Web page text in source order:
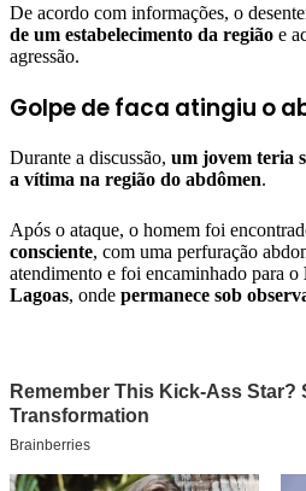
De acordo com informações, o
de um estabelecimento da região e
agressão.
Golpe de faca atingiu o
Durante a discussão, um jovem teria
a vítima na região do abdômen.
Após o ataque, o homem foi
consciente, com uma perfuração
atendimento e foi encaminhado para o
Lagoas, onde permanece sob